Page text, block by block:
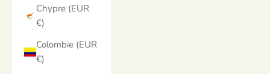
Chypre (EUR
€)
Colombie (EUR
€)